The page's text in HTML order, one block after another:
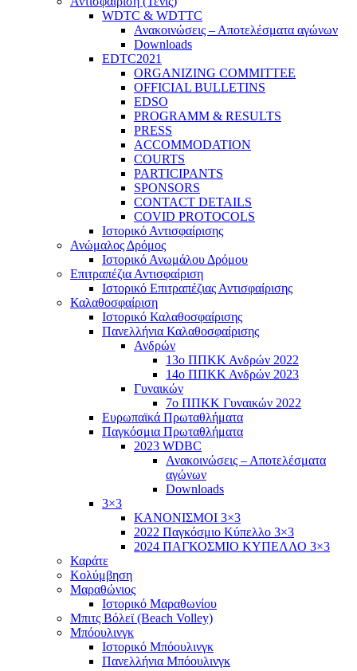
WDTC & WDTTC
Ανακοινώσεις – Αποτελέσματα αγώνων
Downloads
EDTC2021
ORGANIZING COMMITTEE
OFFICIAL BULLETINS
EDSO
PROGRAMM & RESULTS
PRESS
ACCOMMODATION
COURTS
PARTICIPANTS
SPONSORS
CONTACT DETAILS
COVID PROTOCOLS
Ιστορικό Αντισφαίρισης
Ανώμαλος Δρόμος
Ιστορικό Ανωμάλου Δρόμου
Επιτραπέζια Αντισφαίριση
Ιστορικό Επιτραπέζιας Αντισφαίρισης
Καλαθοσφαίριση
Ιστορικό Καλαθοσφαίρισης
Πανελλήνια Καλαθοσφαίρισης
Ανδρών
13ο ΠΠΚΚ Ανδρών 2022
14ο ΠΠΚΚ Ανδρών 2023
Γυναικών
7ο ΠΠΚΚ Γυναικών 2022
Ευρωπαϊκά Πρωταθλήματα
Παγκόσμια Πρωταθλήματα
2023 WDBC
Ανακοινώσεις – Αποτελέσματα
αγώνων
Downloads
3×3
ΚΑΝΟΝΙΣΜΟΙ 3×3
2022 Παγκόσμιο Κύπελλο 3×3
2024 ΠΑΓΚΟΣΜΙΟ ΚΥΠΕΛΛΟ 3×3
Καράτε
Κολύμβηση
Μαραθώνιος
Ιστορικό Μαραθωνίου
Μπιτς Βόλεϊ (Beach Volley)
Μπόουλινγκ
Ιστορικό Μπόουλινγκ
Πανελλήνια Μπόουλινγκ